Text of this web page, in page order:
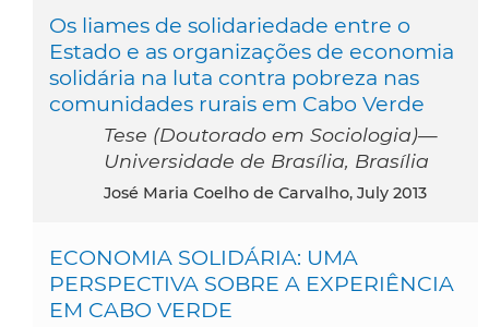
Os liames de solidariedade entre o
Estado e as organizações de economia
solidária na luta contra pobreza nas
comunidades rurais em Cabo Verde
Tese (Doutorado em Sociologia)—
Universidade de Brasília, Brasília
José Maria Coelho de Carvalho, July 2013
ECONOMIA SOLIDÁRIA: UMA
PERSPECTIVA SOBRE A EXPERIÊNCIA
EM CABO VERDE